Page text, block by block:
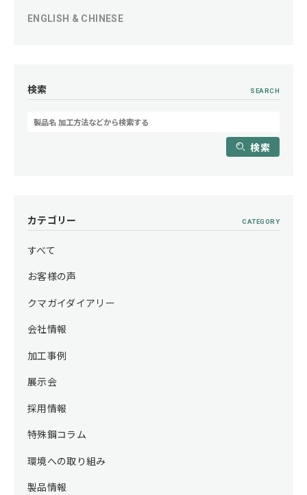
ENGLISH & CHINESE
検索 SEARCH
検索
カテゴリー CATEGORY
すべて
お客様の声
クマガイダイアリー
会社情報
加工事例
展示会
採用情報
特殊鋼コラム
環境への取り組み
製品情報